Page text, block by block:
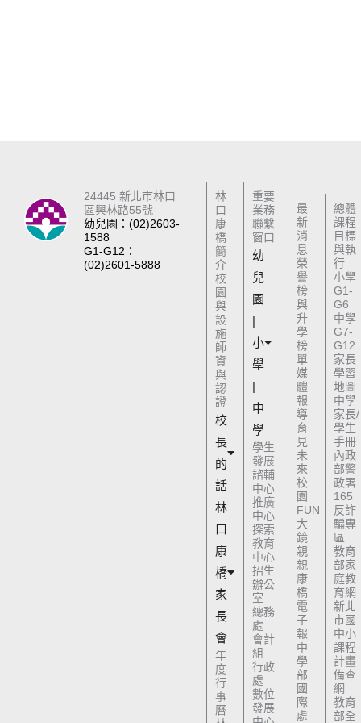
24445 新北市林口
區興林路55號
幼兒園：(02)2603-
1588
G1-G12：
(02)2601-5888
林
口
康
橋
簡
介
校
園
與
設
施
師
資
與
認
證
校
長
的
話
林
口
康
橋
家
長
會
年
度
行
事
曆
重要
業務
聯繫
窗口
幼
兒
園
|
小
學
|
中
學
學生
發展
諮輔
中心
推廣
中心
探索
教育
中心
招生
辦公
室
總務
處
會計
組
行政
處
數位
發展
最
新
消
息
榮
譽
榜
與
升
學
榜
單
媒
體
報
導
育
見
未
來
校
園
FUN
大
鏡
親
親
康
橋
電
子
報
中
學
部
國
際
處
總體
課程
目標
與執
行
小學
G1-
G6
中學
G7-
G12
家長
學習
地圖
中學
家長/
學生
手冊
內政
部警
政署
165
反詐
騙專
區
教育
部家
庭教
育網
新北
市國
中小
課程
計畫
備查
網
教育
部全